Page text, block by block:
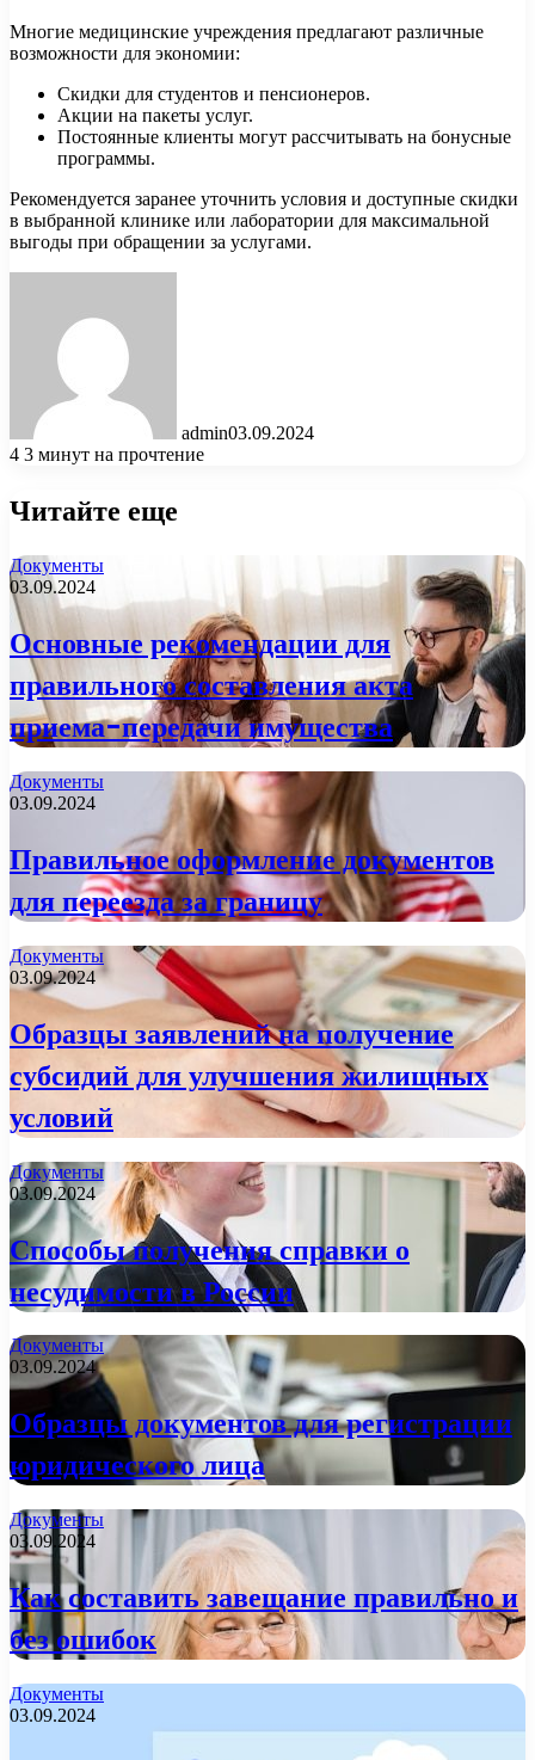
Многие медицинские учреждения предлагают различные
возможности для экономии:
Скидки для студентов и пенсионеров.
Акции на пакеты услуг.
Постоянные клиенты могут рассчитывать на бонусные
программы.
Рекомендуется заранее уточнить условия и доступные скидки
в выбранной клинике или лаборатории для максимальной
выгоды при обращении за услугами.
admin03.09.2024
4 3 минут на прочтение
Читайте еще
Документы
03.09.2024
Основные рекомендации для
правильного составления акта
приема-передачи имущества
Документы
03.09.2024
Правильное оформление документов
для переезда за границу
Документы
03.09.2024
Образцы заявлений на получение
субсидий для улучшения жилищных
условий
Документы
03.09.2024
Способы получения справки о
несудимости в России
Документы
03.09.2024
Образцы документов для регистрации
юридического лица
Документы
03.09.2024
Как составить завещание правильно и
без ошибок
Документы
03.09.2024